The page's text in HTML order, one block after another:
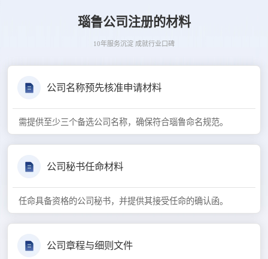
瑙鲁公司注册的材料
10年服务沉淀 成就行业口碑
公司名称预先核准申请材料
需提供至少三个备选公司名称，确保符合瑙鲁命名规范。
公司秘书任命材料
任命具备资格的公司秘书，并提供其接受任命的确认函。
公司章程与细则文件